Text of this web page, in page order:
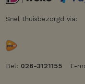
Snel thuisbezorgd via:
Bel: 026-3121155 E-